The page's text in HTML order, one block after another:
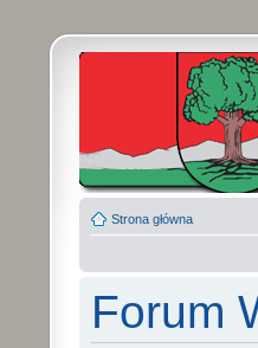
Strona główna
Forum